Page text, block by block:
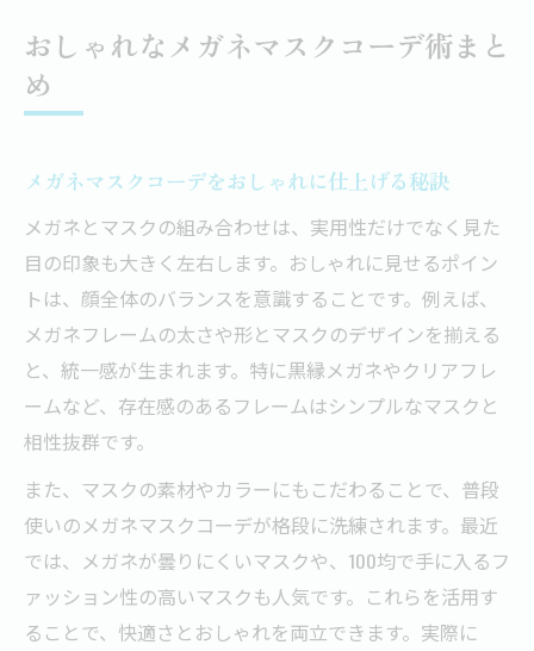
おしゃれなメガネマスクコーデ術まと
め
メガネマスクコーデをおしゃれに仕上げる秘訣
メガネとマスクの組み合わせは、実用性だけでなく見た
目の印象も大きく左右します。おしゃれに見せるポイン
トは、顔全体のバランスを意識することです。例えば、
メガネフレームの太さや形とマスクのデザインを揃える
と、統一感が生まれます。特に黒縁メガネやクリアフレ
ームなど、存在感のあるフレームはシンプルなマスクと
相性抜群です。
また、マスクの素材やカラーにもこだわることで、普段
使いのメガネマスクコーデが格段に洗練されます。最近
では、メガネが曇りにくいマスクや、100均で手に入るフ
ァッション性の高いマスクも人気です。これらを活用す
ることで、快適さとおしゃれを両立できます。実際に